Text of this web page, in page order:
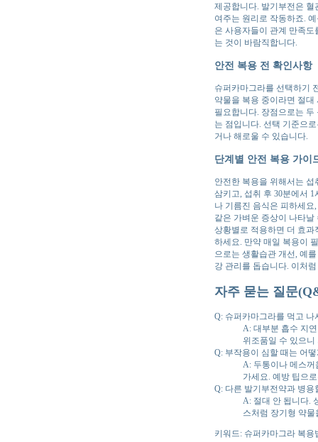
제공합니다. 발기부전은
여주는 원리로 작동하죠.
은 사용자들이 관계 만족
는 것이 바람직합니다.
안전 복용 전 확인사항
슈퍼카마그라를 선택하기
약물을 복용 중이라면 절
필요합니다. 장점으로는
는 점입니다. 선택 기준으
거나 해로울 수 있습니다.
단계별 안전 복용 가이
안전한 복용을 위해서는
삼키고, 섭취 후 30분에서
나 기름진 음식은 피하세
같은 가벼운 증상이 나타
상황별로 적용하면 더 효
하세요. 만약 매일 복용이
으로는 생활습관 개선, 예
강 관리를 돕습니다. 이처
자주 묻는 질문
Q: 슈퍼카마그라를 먹고 나
A: 대부분 흡수 지
위조품일 수 있으
Q: 부작용이 심할 때는 어
A: 두통이나 메스
가세요. 예방 팁으
Q: 다른 발기부전약과 병용
A: 절대 안 됩니다.
스처럼 장기형 약
키워드: 슈퍼카마그라 복